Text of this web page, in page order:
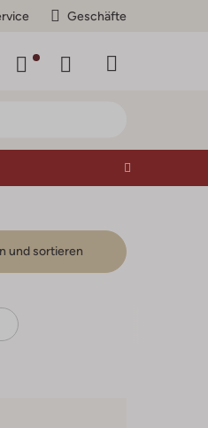
Geschäfte
und sortieren